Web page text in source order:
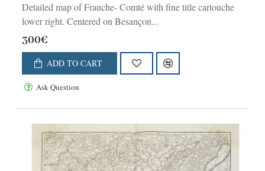
Detailed map of Franche- Comté with fine title cartouche
lower right. Centered on Besançon...
300€
ADD TO CART
Ask Question